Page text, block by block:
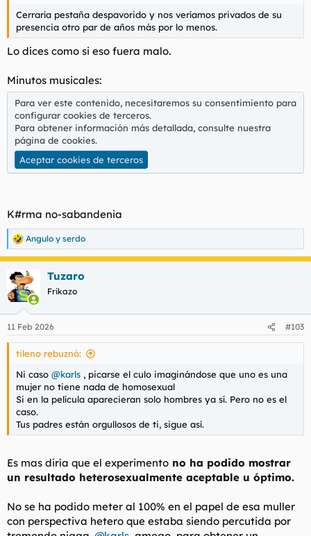
Cerraría pestaña despavorido y nos veríamos privados de su
presencia otro par de años más por lo menos.
Lo dices como si eso fuera malo.
Minutos musicales:
Para ver este contenido, necesitaremos su consentimiento para
configurar cookies de terceros.
Para obtener información más detallada, consulte nuestra
página de cookies.
Aceptar cookies de terceros
K#rma no-sabandenia
R
e
a
c
c
i
e
s
Angulo y serdo
Tuzaro
Frikazo
11 Feb 2026 #103
tileno rebuznó:
Ni caso @karls , picarse el culo imaginándose que uno es una
mujer no tiene nada de homosexual
Si en la película aparecieran solo hombres ya sí. Pero no es el
caso.
Tus padres están orgullosos de ti, sigue así.
Es mas diría que el experimento no ha podido mostrar
un resultado heterosexualmente aceptable u óptimo.
No se ha podido meter al 100% en el papel de esa muller
con perspectiva hetero que estaba siendo percutida por